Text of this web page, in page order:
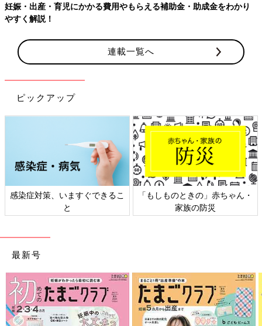
妊娠・出産・育児にかかる費用やもらえる補助金・助成金をわかり
やすく解説！
連載一覧へ
ピックアップ
感染症対策、いますぐできるこ
と
「もしものときの」赤ちゃん・
家族の防災
最新号